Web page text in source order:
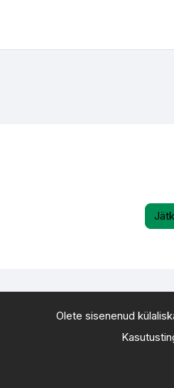
Olete sisenenud